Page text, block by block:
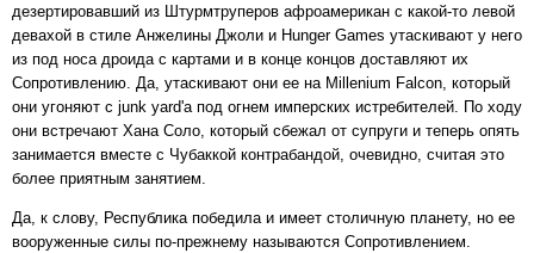
дезертировавший из Штурмтруперов афроамерикан с какой-то левой
девахой в стиле Анжелины Джоли и Hunger Games утаскивают у него
из под носа дроида с картами и в конце концов доставляют их
Сопротивлению. Да, утаскивают они ее на Millenium Falcon, который
они угоняют с junk yard'а под огнем имперских истребителей. По ходу
они встречают Хана Соло, который сбежал от супруги и теперь опять
занимается вместе с Чубаккой контрабандой, очевидно, считая это
более приятным занятием.
Да, к слову, Республика победила и имеет столичную планету, но ее
вооруженные силы по-прежнему называются Сопротивлением.